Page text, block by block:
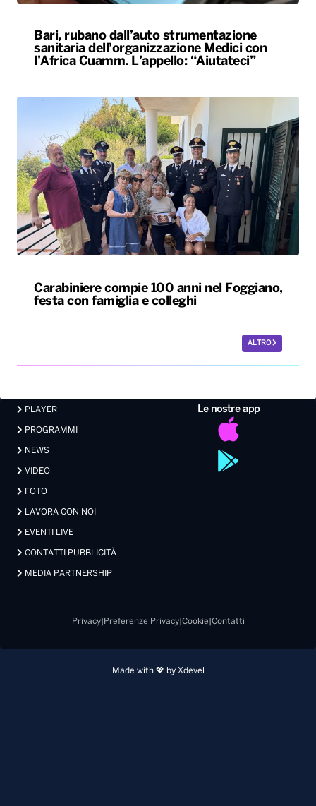
Bari, rubano dall’auto strumentazione
sanitaria dell’organizzazione Medici con
l’Africa Cuamm. L’appello: “Aiutateci”
Carabiniere compie 100 anni nel Foggiano,
festa con famiglia e colleghi
ALTRO
Le nostre app
PLAYER
PROGRAMMI
NEWS
VIDEO
FOTO
LAVORA CON NOI
EVENTI LIVE
CONTATTI PUBBLICITÀ
MEDIA PARTNERSHIP
Privacy| Preferenze Privacy| Cookie Contatti
Made with 💖 by Xdevel